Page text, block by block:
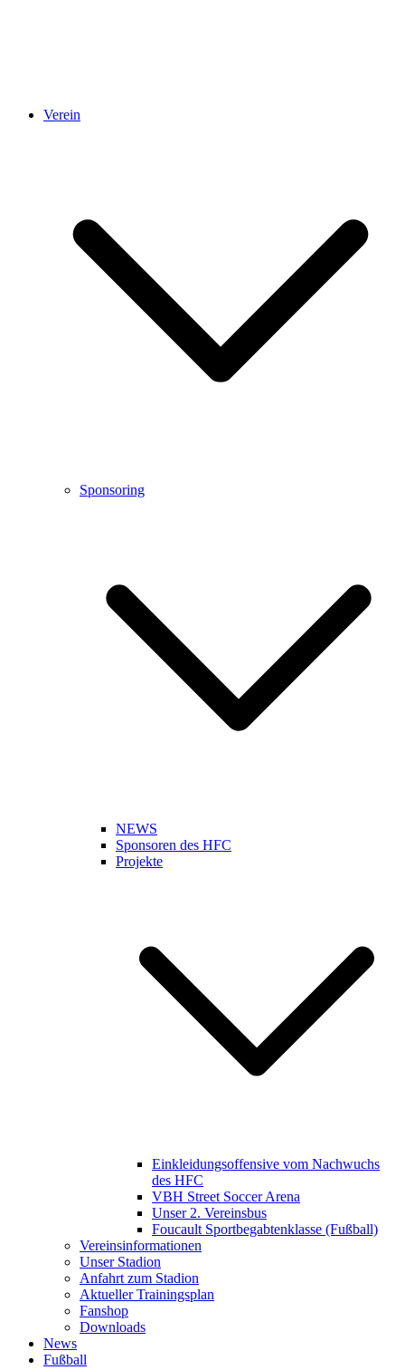
Verein
Sponsoring
NEWS
Sponsoren des HFC
Projekte
Einkleidungsoffensive vom Nachwuchs
des HFC
VBH Street Soccer Arena
Unser 2. Vereinsbus
Foucault Sportbegabtenklasse (Fußball)
Vereinsinformationen
Unser Stadion
Anfahrt zum Stadion
Aktueller Trainingsplan
Fanshop
Downloads
News
Fußball